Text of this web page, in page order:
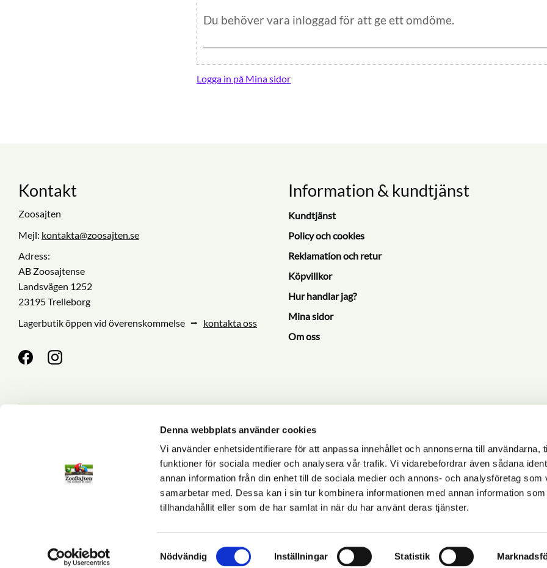
Denna webbplats använder cookies
Vi använder enhetsidentifierare för att anpassa innehållet och annonserna till användarna,
funktioner för sociala medier och analysera vår trafik. Vi vidarebefordrar även sådana
annan information från din enhet till de sociala medier och annons- och analysföretag som
samarbetar med. Dessa kan i sin tur kombinera informationen med annan information
tillhandahållit eller som de har samlat in när du har använt deras tjänster.
a
Nödvändig Inställningar Statistik
Logga in på Mina sidor
Kontakt
Zoosajten
Mejl: kontakta@zoosajten.se
Adress:
AB Zoosajtense
Landsvägen 1252
23195 Trelleborg
Lagerbutik öppen vid överenskommelse ⭢ kontakta oss
Information & kundtjänst
Kundtjänst
Policy och cookies
Reklamation och retur
Köpvillkor
Hur handlar jag?
Mina sidor
Om oss
Nyhetsbrev
Dina personuppgifter behandlas i enlighet med vår integritetspolicy
© 2025 Zoosajten.se